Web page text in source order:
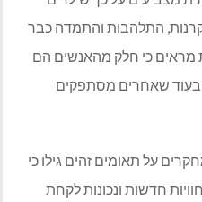
התלהבות והתמדה כבר
מראים כי חלק מהאנשים הם
בעוד שאחרים מסתפקים
על תאומים זהים גילו כי
חדשות ונכונות לקחת